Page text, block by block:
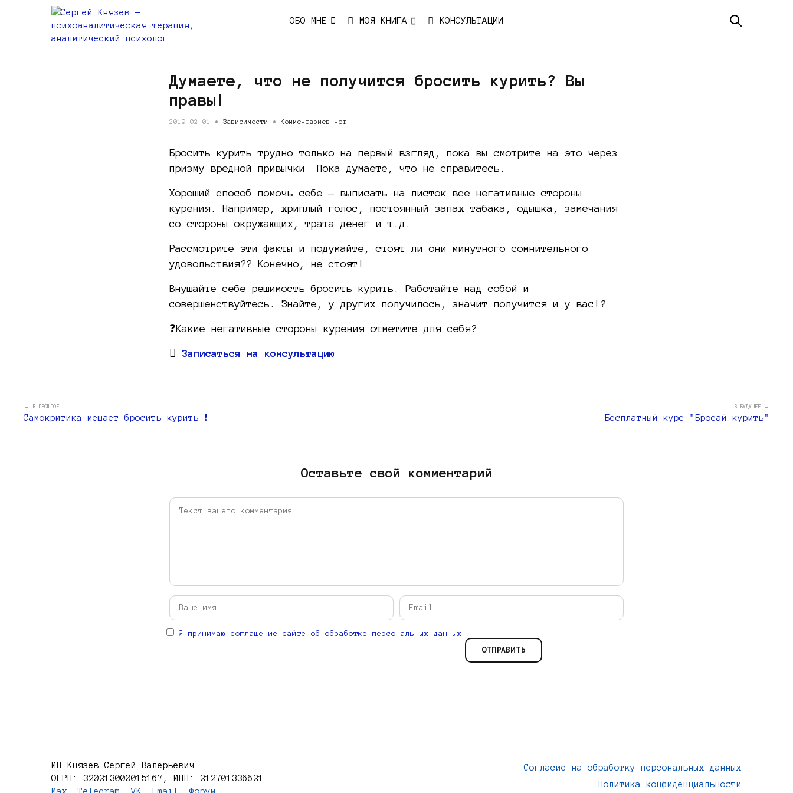
ОБО МНЕ МОЯ КНИГА КОНСУЛЬТАЦИИ
Думаете, что не получится бросить курить? Вы
правы!
2019-02-01 • Зависимости • Комментариев нет
Бросить курить трудно только на первый взгляд, пока вы смотрите на это через
призму вредной привычки Пока думаете, что не справитесь.
Хороший способ помочь себе — выписать на листок все негативные стороны
курения. Например, хриплый голос, постоянный запах табака, одышка, замечания
со стороны окружающих, трата денег и т.д.
Рассмотрите эти факты и подумайте, стоят ли они минутного сомнительного
удовольствия?? Конечно, не стоят!
Внушайте себе решимость бросить курить. Работайте над собой и
совершенствуйтесь. Знайте, у других получилось, значит получится и у вас!?
❓Какие негативные стороны курения отметите для себя?
Записаться на консультацию
← В ПРОШЛОЕ
Самокритика мешает бросить курить ❗️
В БУДУЩЕЕ →
Бесплатный курс "Бросай курить"
Оставьте свой комментарий
Я принимаю соглашение сайте об обработке персональных данных
ИП Князев Сергей Валерьевич
ОГРН: 320213000015167, ИНН: 212701336621
Согласие на обработку персональных данных
Политика конфиденциальности